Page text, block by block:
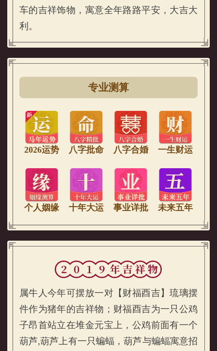
车的吉祥饰物，寓意全年路路平安，大吉大
利。
专业测算
2026运势 八字批命 八字合婚 一生财运
个人姻缘 十年大运 事业详批 未来五年
属牛人今年可摆放一对【财福酉吉】琉璃摆
件作为猪年的吉祥物；财福酉吉为一只公鸡
子昂首站立在堆金元宝上，公鸡前面有一个
葫芦,葫芦上有一只蝙蝠，葫芦与蝙蝠寓意招